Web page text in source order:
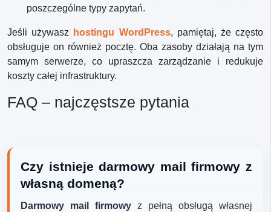
poszczególne typy zapytań.
Jeśli używasz hostingu WordPress, pamiętaj, że często
obsługuje on również pocztę. Oba zasoby działają na tym
samym serwerze, co upraszcza zarządzanie i redukuje
koszty całej infrastruktury.
FAQ – najczęstsze pytania
Czy istnieje darmowy mail firmowy z
własną domeną?
Darmowy mail firmowy z pełną obsługą własnej